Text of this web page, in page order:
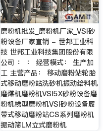
磨粉机批发_磨粉机厂家_VSI砂
粉设备厂家直销 - 世邦工业科
技 世邦工业科技集团股份有限
公司 ： ： 经营模式： 生产加
工 主营产品： 移动磨粉站轮胎
式移动磨粉站洗砂机振动给料机
磨煤机磨粉机VSI5X砂粉设备磨
粉机梯型磨粉机VSI砂粉设备履
带式移动磨粉站CS系列磨粉机
振动筛LM立式磨粉机